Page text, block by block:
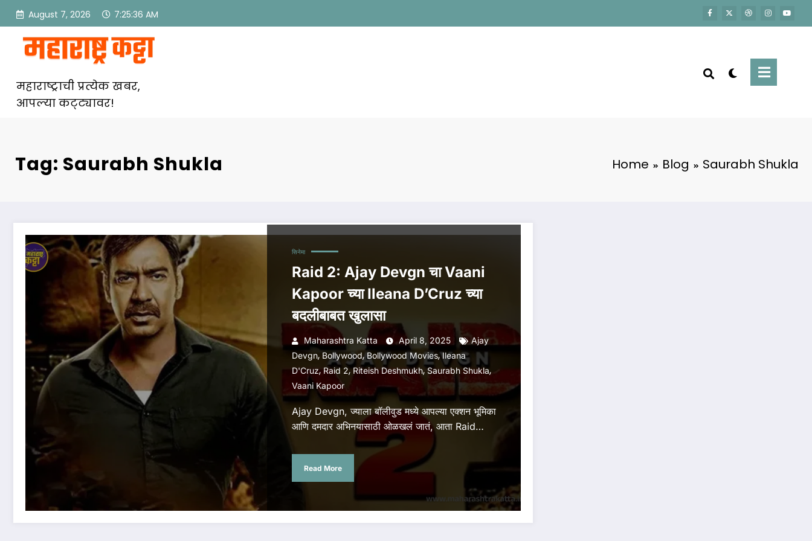
Skip
content
August 7, 2026 7:25:36 AM
महाराष्ट्राची प्रत्येक खबर,
आपल्या कट्ट्यावर!
Tag: Saurabh Shukla Home Blog Saurabh Shukla
सिनेमा
Raid 2: Ajay Devgn चा Vaani
Kapoor च्या Ileana D’Cruz च्या
बदलीबाबत खुलासा
Maharashtra Katta April 8, 2025
Ajay
Devgn, Bollywood,Bollywood Movies,Ileana
D'Cruz, Raid 2,Riteish Deshmukh,Saurabh Shukla,
Vaani Kapoor
Ajay Devgn, ज्याला बॉलीवुड मध्ये आपल्या एक्शन भूमिका
आणि दमदार अभिनयासाठी ओळखलं जातं, आता Raid…
Read More